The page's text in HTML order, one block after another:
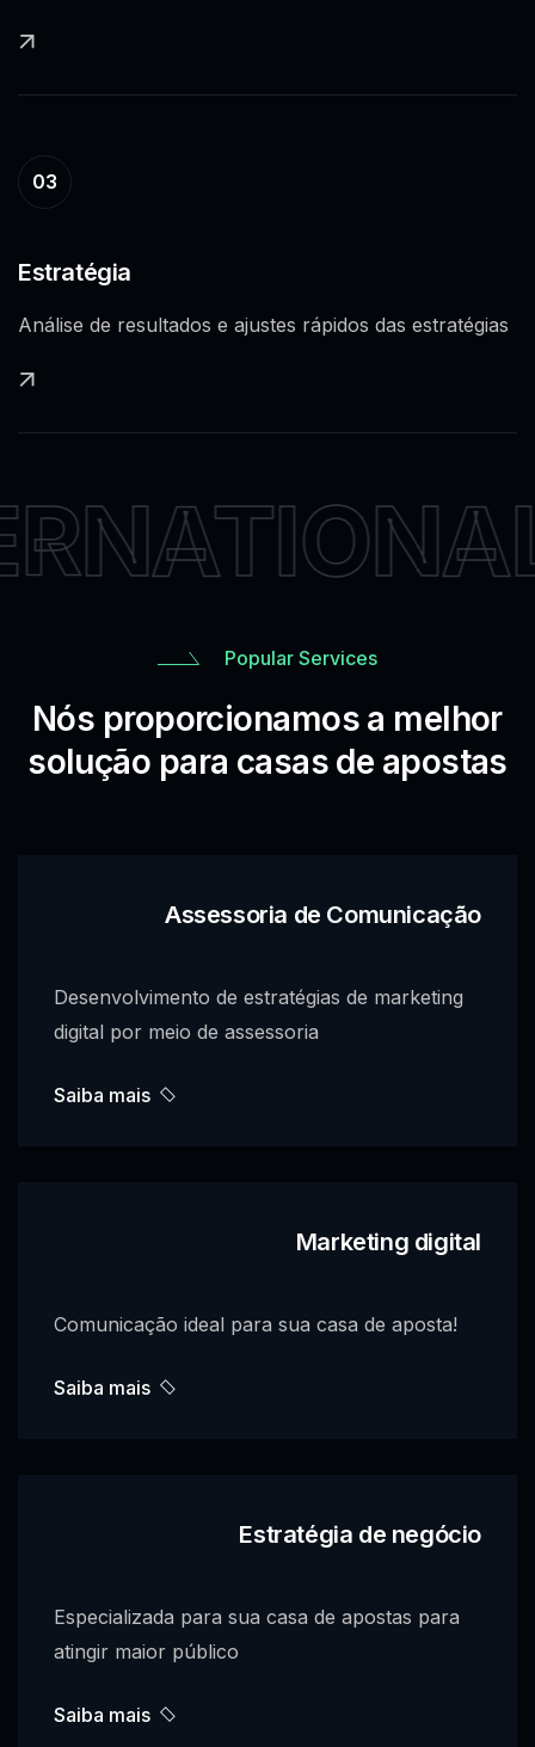
03
Estratégia
Análise de resultados e ajustes rápidos das estratégias
Popular Services
Nós proporcionamos a melhor
solução para casas de apostas
Assessoria de Comunicação
Desenvolvimento de estratégias de marketing
digital por meio de assessoria
Saiba mais
Marketing digital
Comunicação ideal para sua casa de aposta!
Saiba mais
Estratégia de negócio
Especializada para sua casa de apostas para
atingir maior público
Saiba mais